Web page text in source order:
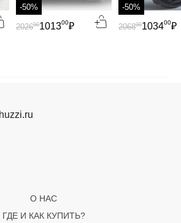
-50%
101300₽
202600
-50%
103400₽
206800
О НАС
ГДЕ И КАК КУПИТЬ?